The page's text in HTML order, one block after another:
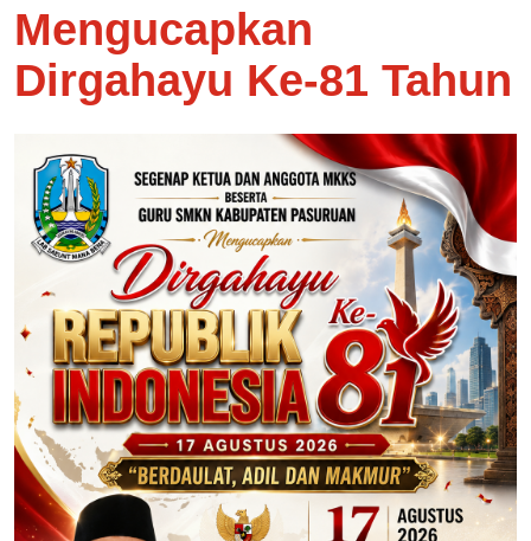
Mengucapkan
Dirgahayu Ke-81 Tahun